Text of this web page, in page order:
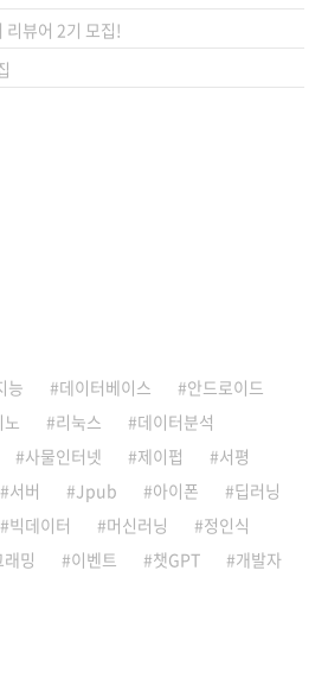
리뷰어 2기 모집!
능 데이터베이스
안드로이드
노 리눅스
데이터분석
사물인터넷 제이펍
서평
서버 Jpub 아이폰
딥러닝
빅데이터 머신러닝
정인식
밍 이벤트 챗GPT 개발자